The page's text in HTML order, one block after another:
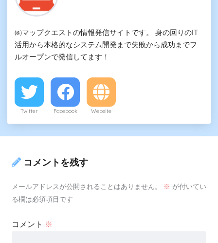
㈱マップクエストの情報発信サイトです。 身の回りのIT
活用から本格的なシステム開発まで失敗から成功までフ
ルオープンで発信してます！
Twitter Facebook Website
コメントを残す
メールアドレスが公開されることはありません。 ※ が付いてい
る欄は必須項目です
コメント ※